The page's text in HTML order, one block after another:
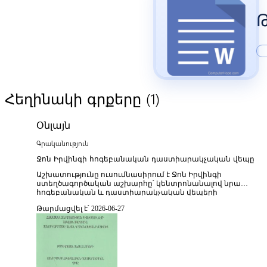
Հեղինակի գրքերը (1)
Օնլայն
Գրականություն
Ջոն Իրվինգի հոգեբանական դաստիարակչական վեպը
Աշխատությունը ուսումնասիրում է Ջոն Իրվինգի
ստեղծագործական աշխարհը՝ կենտրոնանալով նրա
հոգեբանական և դաստիարակչական վեպերի
ներաշխարհի ձևավորումը, բարոյական ընտրությունների
բարդությունը և կյանքի փորձի ազդեցությունը անհատի
հոգևոր զարգացման վրա ներկայացվում են բազմաշերտ
վեպերին բնորոշ թեմատիկ գծերը՝ ընտանիքի
հարաբերություններ, ինքնության որոնում, սոցիալական
միջավայրի ազդեցություն, կորուստի և աճի փորձառություն,
Թարմացվել է՝ 2026-06-27